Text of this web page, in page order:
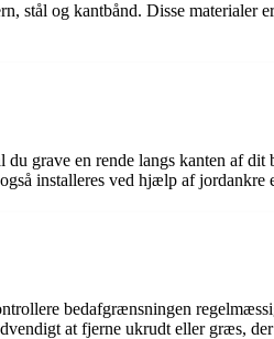
stål og kantbånd. Disse
grave en rende langs kanten af
installeres ved hjælp af jordankre
bedafgrænsningen
at fjerne ukrudt eller græs,